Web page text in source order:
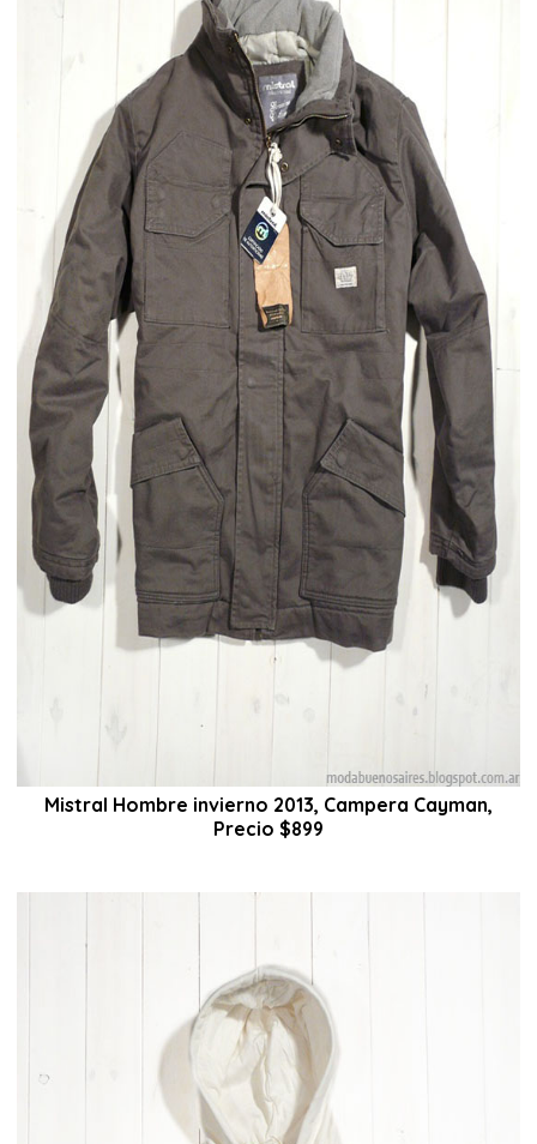
Mistral Hombre invierno 2013, Campera Cayman,
Precio $899